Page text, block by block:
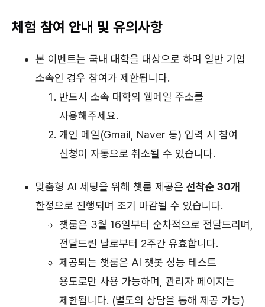
체험 참여 안내 및 유의사항
본 이벤트는 국내 대학을 대상으로 하며 일반 기업
소속인 경우 참여가 제한됩니다.
반드시 소속 대학의 웹메일 주소를
사용해주세요.
개인 메일(Gmail, Naver 등) 입력 시 참여
신청이 자동으로 취소될 수 있습니다.
맞춤형 AI 세팅을 위해 챗룸 제공은 선착순 30개
한정으로 진행되며 조기 마감될 수 있습니다.
챗룸은 3월 16일부터 순차적으로 전달드리며,
전달드린 날로부터 2주간 유효합니다.
제공되는 챗룸은 AI 챗봇 성능 테스트
용도로만 사용 가능하며, 관리자 페이지는
제한됩니다. (별도의 상담을 통해 제공 가능)